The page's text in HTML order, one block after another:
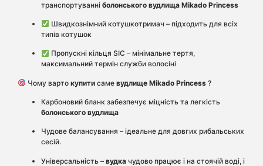
транспортуванні болонського вудлища Mikado Princess
Швидкознімний котушкотримач – підходить для всіх
типів котушок
Пропускні кільця SIC – мінімальне тертя,
максимальний термін служби волосіні
Чому варто купитисаме вудлище Mikado Princess?
Карбоновий бланк забезпечує міцність та легкість
болонського вудлища
Чудове балансування – ідеальне для довгих рибальських
сесій.
Універсальність – вудка чудово працює і на стоячій воді, і